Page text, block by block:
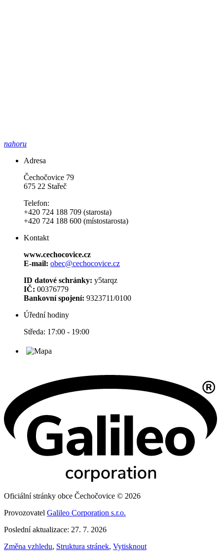
nahoru
Adresa
Čechočovice 79
675 22 Stařeč
Telefon:
+420 724 188 709 (starosta)
+420 724 188 600 (místostarosta)
Kontakt
www.cechocovice.cz
E-mail: obec@cechocovice.cz
ID datové schránky: y5tarqz
IČ: 00376779
Bankovní spojení: 9323711/0100
Úřední hodiny
Středa: 17:00 - 19:00
Oficiální stránky obce Čechočovice © 2026
Provozovatel Galileo Corporation s.r.o.
Poslední aktualizace: 27. 7. 2026
Změna vzhledu, Struktura stránek, Vytisknout